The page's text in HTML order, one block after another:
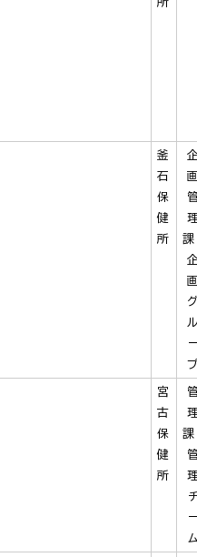
釜
石
保
健
所
宮
古
保
健
所